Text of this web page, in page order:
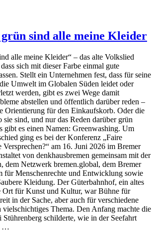
sind alle meine Kleider
alle meine Kleider“ – das alte Volkslied
sich mit dieser Farbe einmal gute
Stellt ein Unternehmen fest, dass für seine
Umwelt im Globalen Süden leidet oder
werden, gibt es zwei Wege damit
abstellen und öffentlich darüber reden –
Orientierung für den Einkaufskorb. Oder die
sie sind, und nur das Reden darüber grün
gibt es einen Namen: Greenwashing. Um
ging es bei der Konferenz „Faire
Versprechen?“ am 16. Juni 2026 im Bremer
von denkhausbremen gemeinsam mit der
dem Netzwerk bremen.global, dem Bremer
für Menschenrechte und Entwicklung sowie
Kleidung. Der Güterbahnhof, ein altes
Ort für Kunst und Kultur, war Bühne für
in der Sache, aber auch für verschiedene
vielschichtiges Thema. Den Anfang machte die
schilderte, wie in der Seefahrt
…